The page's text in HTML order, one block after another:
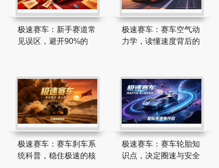
极速赛车：新手赛道常
见误区，避开90%的
极速赛车：赛车空气动
力学，读懂速度背后的
极速赛车：赛车刹车系
统科普，稳住极速的核
极速赛车：赛车轮胎知
识点，决定圈速与安全